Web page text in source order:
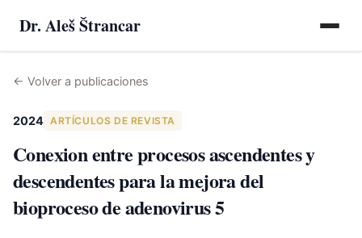
Dr. Aleš Štrancar
← Volver a publicaciones
2024 ARTÍCULOS DE REVISTA
Conexion entre procesos ascendentes y
descendentes para la mejora del
bioproceso de adenovirus 5